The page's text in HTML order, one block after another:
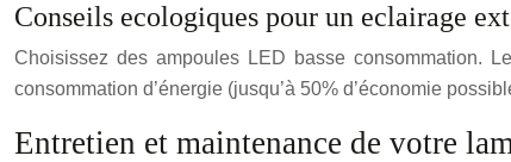
Conseils ecologiques pour un eclairage
Choisissez des ampoules LED basse consommation.
consommation d’énergie (jusqu’à 50% d’économie
Entretien et maintenance de votre